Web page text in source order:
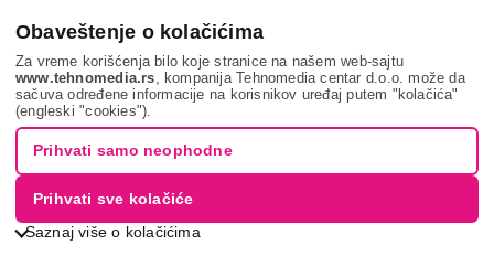
Obaveštenje o kolačićima
Za vreme korišćenja bilo koje stranice na našem web-sajtu
www.tehnomedia.rs , kompanija Tehnomedia centar d.o.o. može da
sačuva određene informacije na korisnikov uređaj putem "kolačića"
(engleski "cookies").
Saznaj više o kolačićima
Prihvati samo neophodne
Prihvati sve kolačiće
It & gaming Video igre Ps5 horizon: fo...